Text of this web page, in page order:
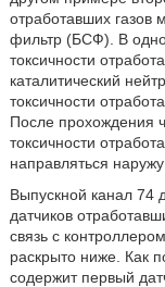
отработавших газов
фильтр (БСФ). В
токсичности
каталитический
токсичности
После прохождения
токсичности
направляться
Выпускной канал 74
датчиков
связь с
раскрыто ниже. Как
содержит первый